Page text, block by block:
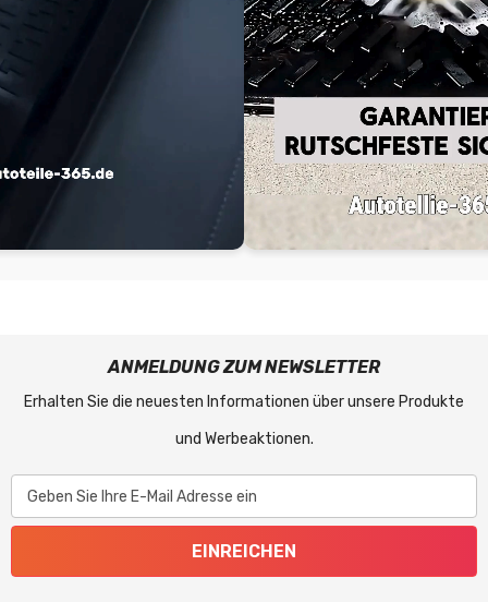
ANMELDUNG ZUM NEWSLETTER
Erhalten Sie die neuesten Informationen über unsere Produkte
und Werbeaktionen.
Geben Sie Ihre E-Mail Adresse ein
EINREICHEN